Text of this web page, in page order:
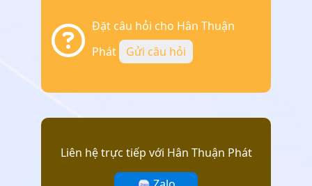
Đặt câu hỏi cho Hân Thuận
Phát
Gửi câu hỏi
Liên hệ trực tiếp với Hân Thuận Phát